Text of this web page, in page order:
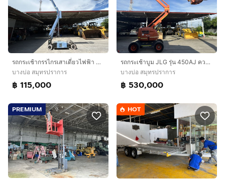
รถกระเช้ากรรไกรเสาเดี่ยวไฟฟ้า S-MAC รุ่น KKH60-2 ความสูง 5.95 เมตร เก่านอกนำเข้า
บางบ่อ สมุทรปราการ
฿ 115,000
รถกระเช้าบูม JLG รุ่น 450AJ ความสูง 13.7 เมตร รถเก่านอก
บางบ่อ สมุทรปราการ
฿ 530,000
PREMIUM HOT